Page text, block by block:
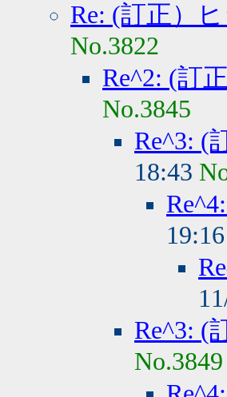
Re: (訂正）
No.3822
Re^2: (訂
No.3845
Re^3: (
18:43
19:16
Re^3: (
No.3849